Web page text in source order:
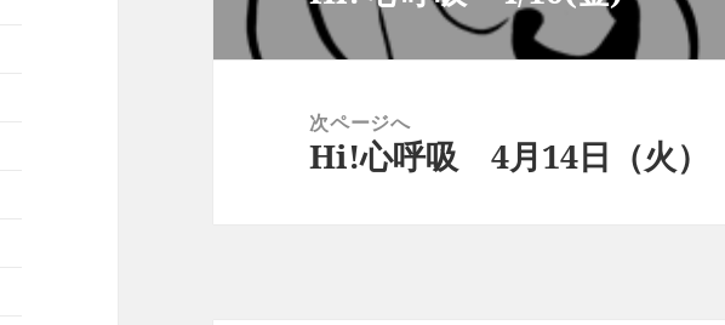
ゲ
の
投
次ページへ
次
Hi!心呼吸 4月14日（火）